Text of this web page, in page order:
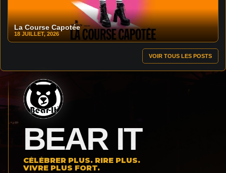
La Course Capotée
18 JUILLET, 2026
VOIR TOUS LES POSTS
BEAR IT
CÉLÉBRER PLUS. RIRE PLUS.
VIVRE PLUS FORT.